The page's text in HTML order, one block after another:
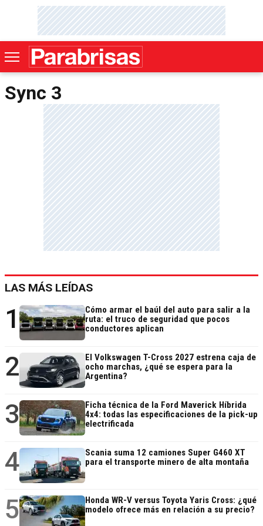
Sync 3
LAS MÁS LEÍDAS
1
Cómo armar el baúl del auto para salir a la
ruta: el truco de seguridad que pocos
conductores aplican
2
El Volkswagen T-Cross 2027 estrena caja de
ocho marchas, ¿qué se espera para la
Argentina?
3
Ficha técnica de la Ford Maverick Híbrida
4x4: todas las especificaciones de la pick-up
electrificada
4
Scania suma 12 camiones Super G460 XT
para el transporte minero de alta montaña
5
Honda WR-V versus Toyota Yaris Cross: ¿qué
modelo ofrece más en relación a su precio?